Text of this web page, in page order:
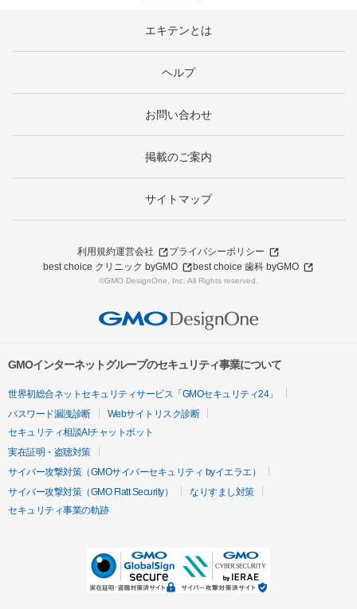
エキテンとは
ヘルプ
お問い合わせ
掲載のご案内
サイトマップ
利用規約運営会社
プライバシーポリシー
best choice クリニック byGMO
best choice 歯科 byGMO
©GMO DesignOne, Inc. All Rights reserved.
GMOインターネットグループのセキュリティ事業について
世界初総合ネットセキュリティサービス「GMOセキュリティ24」
パスワード漏洩診断
Webサイトリスク診断
セキュリティ相談AIチャットボット
実在証明・盗聴対策
サイバー攻撃対策（GMOサイバーセキュリティ byイエラエ）
サイバー攻撃対策（GMO Flatt Security）
なりすまし対策
セキュリティ事業の軌跡